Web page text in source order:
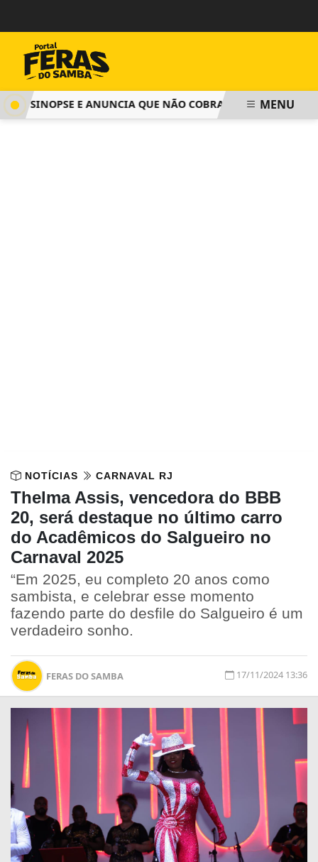
SINOPSE E ANUNCIA QUE NÃO COBRARÁ TAXA DEMENU
NOTÍCIAS CARNAVAL RJ
Thelma Assis, vencedora do BBB
20, será destaque no último carro
do Acadêmicos do Salgueiro no
Carnaval 2025
“Em 2025, eu completo 20 anos como
sambista, e celebrar esse momento
fazendo parte do desfile do Salgueiro é um
verdadeiro sonho.
FERAS DO SAMBA 17/11/2024 13:36